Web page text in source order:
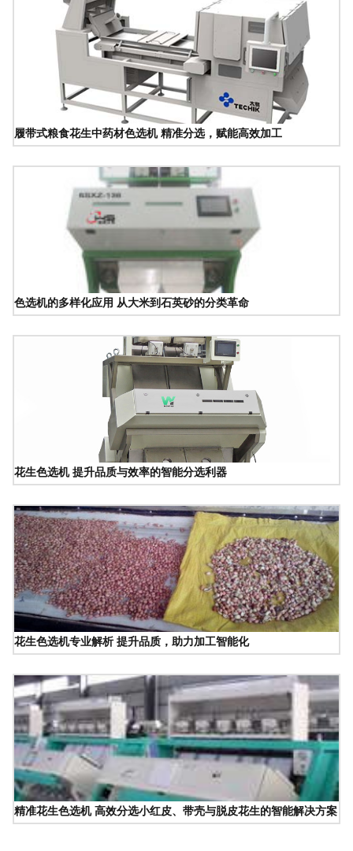
履带式粮食花生中药材色选机 精准分选，赋能高效加工
色选机的多样化应用 从大米到石英砂的分类革命
花生色选机 提升品质与效率的智能分选利器
花生色选机专业解析 提升品质，助力加工智能化
精准花生色选机 高效分选小红皮、带壳与脱皮花生的智能解决方案